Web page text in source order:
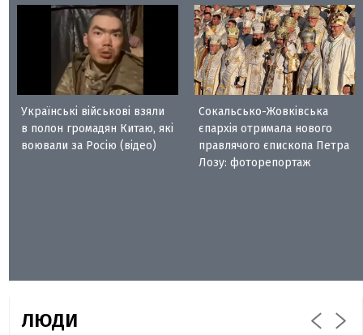
Українські військові взяли
в полон громадян Китаю, які
воювали за Росію (відео)
Сокальсько-Жовківська
єпархія отримала нового
правлячого єпископа Петра
Лозу: фоторепортаж
ЛЮДИ